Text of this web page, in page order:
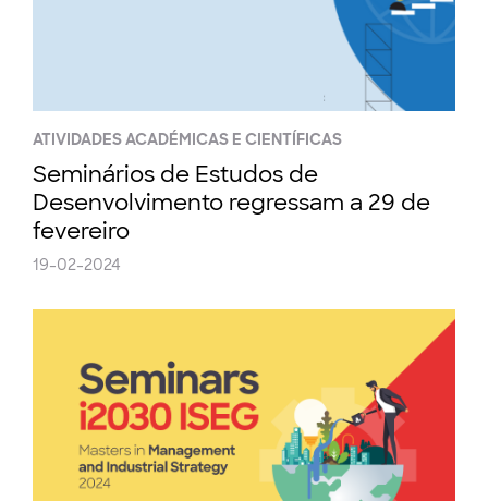
ATIVIDADES ACADÉMICAS E CIENTÍFICAS
Seminários de Estudos de
Desenvolvimento regressam a 29 de
fevereiro
19-02-2024